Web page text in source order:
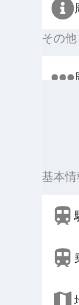
その他
基本情